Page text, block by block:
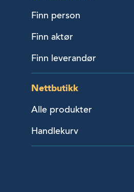
Finn person
Finn aktør
Finn leverandør
Nettbutikk
Alle produkter
Handlekurv